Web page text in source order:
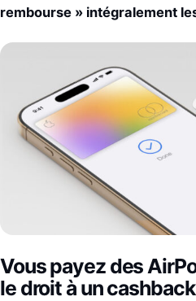
rembourse » intégralement
Vous payez des
le droit à un cashback